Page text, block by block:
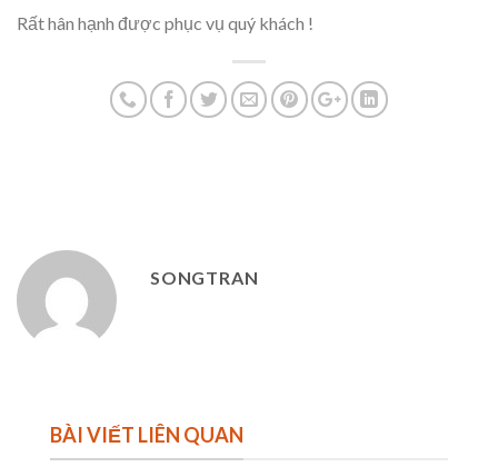
Rất hân hạnh được phục vụ quý khách !
SONGTRAN
BÀI VIẾT LIÊN QUAN